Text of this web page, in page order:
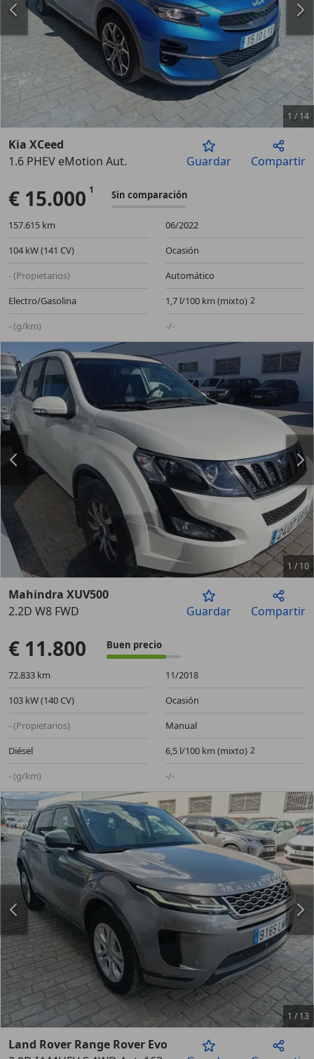
Anterior
1 / 14
Kia XCeed
1.6 PHEV eMotion Aut.
Guardar Compartir
€ 15.000 Sin comparación
157.615 km
06/2022
104 kW (141 CV)
Ocasión
- (Propietarios)
Automático
Electro/Gasolina
1,7 l/100 km (mixto)
- (g/km)
-/-
Anterior
1 /10
Mahindra XUV500
2.2D W8 FWD
Guardar Compartir
€ 11.800 Buen precio
72.833 km
11/2018
103 kW (140 CV)
Ocasión
- (Propietarios)
Manual
Diésel
6,5 l/100 km (mixto)
- (g/km)
-/-
1 /13
Land Rover Range Rover Evoque